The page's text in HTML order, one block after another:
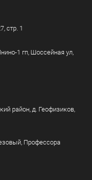
стр. 1
1 гп, Шоссейная ул,
район, д. Геофизиков,
Профессора